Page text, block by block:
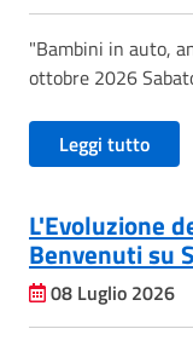
"Bambini in auto,
ottobre 2026
Leggi tutto
L'Evoluzione
Benvenuti su
08 Luglio 2026